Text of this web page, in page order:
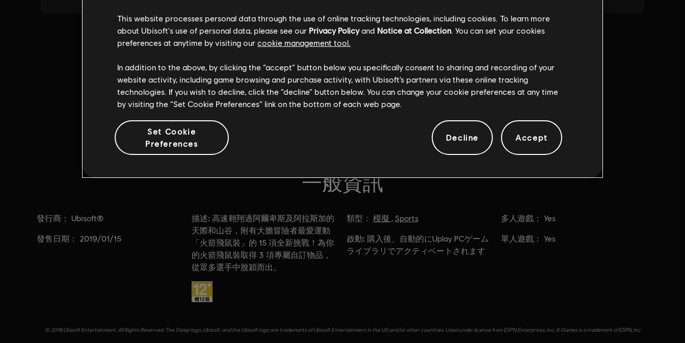
一般資訊
發行商： Ubisoft®
發售日期： 2019/01/15
描述: 高速翱翔過阿爾卑斯及阿拉斯加的
天際和山谷，附有大膽冒險者最愛運動
「火箭飛鼠裝」的 15 項全新挑戰！為你
的火箭飛鼠裝取得 3 項專屬自訂物品，
從眾多選手中脫穎而出。
分級：
類型： 模擬 , Sports
啟動: 購入後、自動的にUplay PCゲーム
ライブラリでアクティベートされます
多人遊戲： Yes
單人遊戲： Yes
© 2018 Ubisoft Entertainment. All Rights Reserved. The Steep logo, Ubisoft, and the Ubisoft logo are trademarks of Ubisoft Entertainment in the US and/or other countries. Used under license from ESPN Enterprises, Inc. X Games is a trademark of ESPN, Inc
This website processes personal data through the use of online tracking technologies, including cookies. To learn more
about Ubisoft's use of personal data, please see our Privacy Policyand Notice at Collection. You can set your cookies
preferences at anytime by visiting our cookie management tool.
In addition to the above, by clicking the “accept” button below you specifically consent to sharing and recording of your
website activity, including game browsing and purchase activity, with Ubisoft’s partners via these online tracking
technologies. If you wish to decline, click the “decline” button below. You can change your cookie preferences at any time
by visiting the “Set Cookie Preferences” link on the bottom of each web page.
Set Cookie
Preferences
Decline Accept